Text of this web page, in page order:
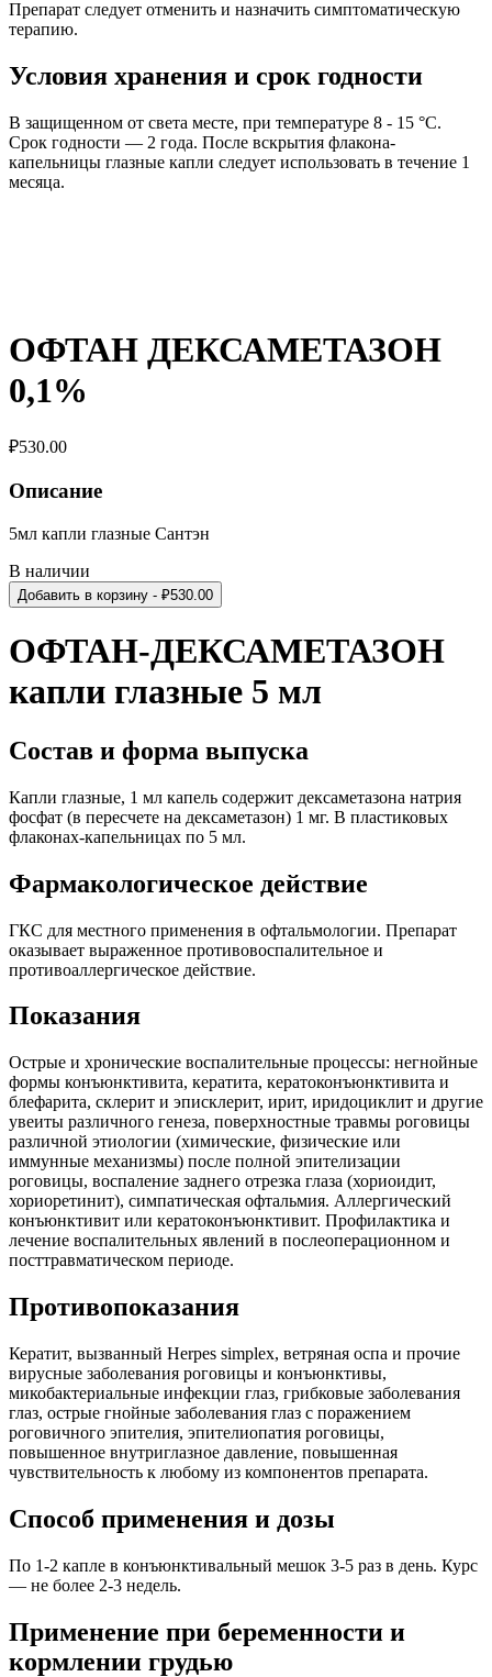
Препарат следует отменить и назначить симптоматическую
терапию.
Условия хранения и срок годности
В защищенном от света месте, при температуре 8 - 15 °C.
Срок годности — 2 года. После вскрытия флакона-
капельницы глазные капли следует использовать в течение 1
месяца.
ОФТАН ДЕКСАМЕТАЗОН
0,1%
₽530.00
Описание
5мл капли глазные Сантэн
В наличии
Добавить в корзину - ₽530.00
ОФТАН-ДЕКСАМЕТАЗОН
капли глазные 5 мл
Состав и форма выпуска
Капли глазные, 1 мл капель содержит дексаметазона натрия
фосфат (в пересчете на дексаметазон) 1 мг. В пластиковых
флаконах-капельницах по 5 мл.
Фармакологическое действие
ГКС для местного применения в офтальмологии. Препарат
оказывает выраженное противовоспалительное и
противоаллергическое действие.
Показания
Острые и хронические воспалительные процессы: негнойные
формы конъюнктивита, кератита, кератоконъюнктивита и
блефарита, склерит и эписклерит, ирит, иридоциклит и другие
увеиты различного генеза, поверхностные травмы роговицы
различной этиологии (химические, физические или
иммунные механизмы) после полной эпителизации
роговицы, воспаление заднего отрезка глаза (хориоидит,
хориоретинит), симпатическая офтальмия. Аллергический
конъюнктивит или кератоконъюнктивит. Профилактика и
лечение воспалительных явлений в послеоперационном и
посттравматическом периоде.
Противопоказания
Кератит, вызванный Herpes simplex, ветряная оспа и прочие
вирусные заболевания роговицы и конъюнктивы,
микобактериальные инфекции глаз, грибковые заболевания
глаз, острые гнойные заболевания глаз с поражением
роговичного эпителия, эпителиопатия роговицы,
повышенное внутриглазное давление, повышенная
чувствительность к любому из компонентов препарата.
Способ применения и дозы
По 1-2 капле в конъюнктивальный мешок 3-5 раз в день. Курс
— не более 2-3 недель.
Применение при беременности и
кормлении грудью